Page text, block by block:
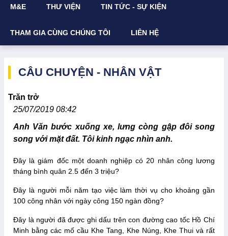
M&E THƯ VIỆN TIN TỨC - SỰ KIỆN
THAM GIA CÙNG CHÚNG TÔI LIÊN HỆ
CÂU CHUYỆN - NHÂN VẬT
Trăn trở
25/07/2019 08:42
Anh Văn bước xuống xe, lưng còng gập đôi song
song với mặt đất. Tôi kinh ngạc nhìn anh.
Đây là giám đốc một doanh nghiệp có 20 nhân công lương
tháng bình quân 2.5 đến 3 triệu?
Đây là người mỗi năm tạo việc làm thời vụ cho khoảng gần
100 công nhân với ngày công 150 ngàn đồng?
Đây là người đã được ghi dấu trên con đường cao tốc Hồ Chí
Minh bằng các mố cầu Khe Tang, Khe Núng, Khe Thui và rất